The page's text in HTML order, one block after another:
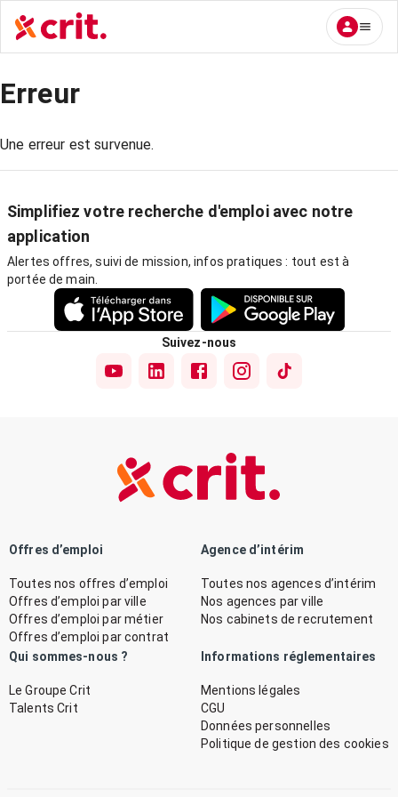
Erreur
Une erreur est survenue.
Simplifiez votre recherche d'emploi avec notre
application
Alertes offres, suivi de mission, infos pratiques : tout est à
portée de main.
Suivez-nous
Offres d’emploi
Toutes nos offres d’emploi
Offres d’emploi par ville
Offres d’emploi par métier
Offres d’emploi par contrat
Agence d’intérim
Toutes nos agences d’intérim
Nos agences par ville
Nos cabinets de recrutement
Qui sommes-nous ?
Le Groupe Crit
Talents Crit
Informations réglementaires
Mentions légales
CGU
Données personnelles
Politique de gestion des cookies